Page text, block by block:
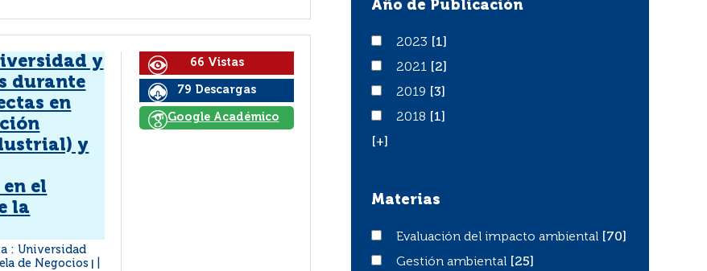
y
durante
en
y
el
la
: Universidad
de Negocios
66 Vistas
79 Descargas
Google Académico
Año de Publicación
20232023
[1]
20212021
[2]
20192019
[3]
20182018
[1]
[+]
Materias
Evaluación del impacto ambiental
Evaluación del impacto ambiental
[70]
Gestión ambiental
Gestión ambiental
[25]